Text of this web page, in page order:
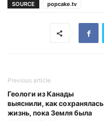
SOURCE popcake.tv
Previous article
Геологи из Канады
выяснили, как сохранялась
жизнь, пока Земля была